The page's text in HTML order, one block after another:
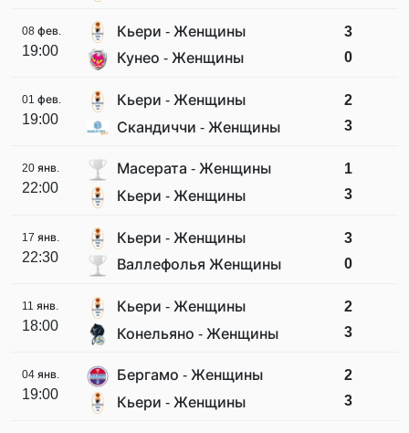
08 фев.
19:00
Кьери - Женщины
Кунео - Женщины
3
0
01 фев.
19:00
Кьери - Женщины
Скандиччи - Женщины
2
3
20 янв.
22:00
Масерата - Женщины
Кьери - Женщины
1
3
17 янв.
22:30
Кьери - Женщины
Валлефолья Женщины
3
0
11 янв.
18:00
Кьери - Женщины
Конельяно - Женщины
2
3
04 янв.
19:00
Бергамо - Женщины
Кьери - Женщины
2
3